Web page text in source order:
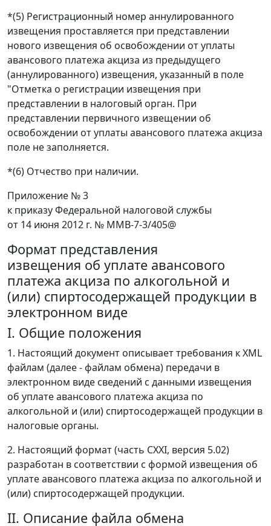
*(5) Регистрационный номер аннулированного
извещения проставляется при представлении
нового извещения об освобождении от уплаты
авансового платежа акциза из предыдущего
(аннулированного) извещения, указанный в поле
"Отметка о регистрации извещения при
представлении в налоговый орган. При
представлении первичного извещении об
освобождении от уплаты авансового платежа акциза
поле не заполняется.
*(6) Отчество при наличии.
Приложение № 3
к приказу Федеральной налоговой службы
от 14 июня 2012 г. № ММВ-7-3/405@
Формат представления
извещения об уплате авансового
платежа акциза по алкогольной и
(или) спиртосодержащей продукции в
электронном виде
I. Общие положения
1. Настоящий документ описывает требования к XML
файлам (далее - файлам обмена) передачи в
электронном виде сведений с данными извещения
об уплате авансового платежа акциза по
алкогольной и (или) спиртосодержащей продукции в
налоговые органы.
2. Настоящий формат (часть CXXI, версия 5.02)
разработан в соответствии с формой извещения об
уплате авансового платежа акциза по алкогольной и
(или) спиртосодержащей продукции.
II. Описание файла обмена